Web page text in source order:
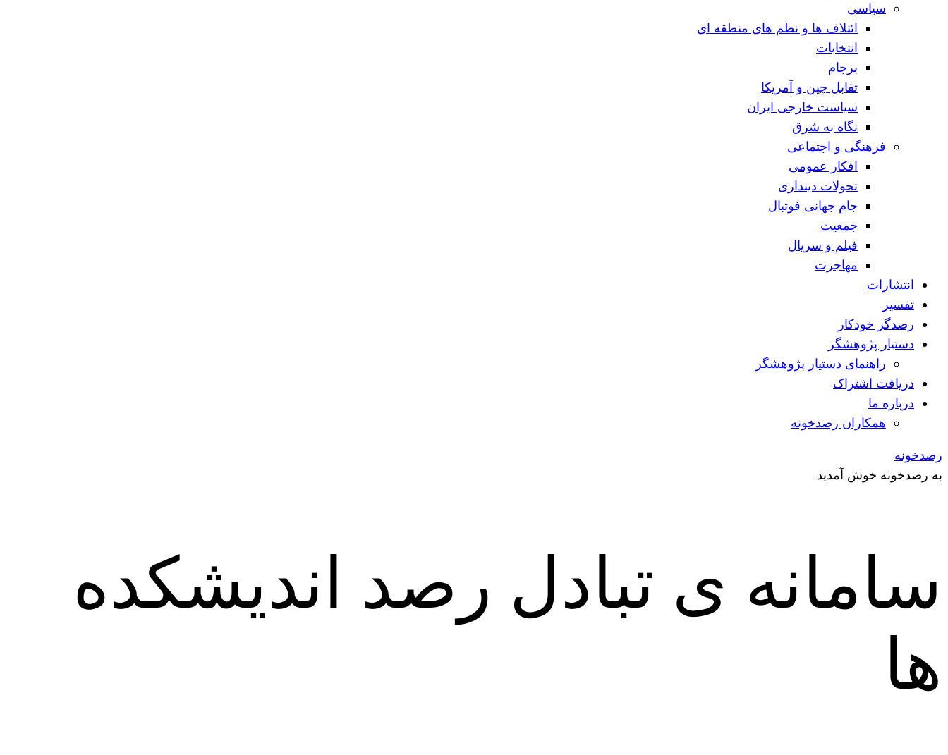
سیاسی
ائتلاف ها و نظم های منطقه ای
انتخابات
برجام
تقابل چین و آمریکا
سیاست خارجی ایران
نگاه به شرق
فرهنگی و اجتماعی
افکار عمومی
تحولات دینداری
جام جهانی فوتبال
جمعیت
فیلم و سریال
مهاجرت
انتشارات
تفسیر
رصدگر خودکار
دستیار پژوهشگر
راهنمای دستیار پژوهشگر
دریافت اشتراک
درباره ما
همکاران رصدخونه
رصدخونه
به رصدخونه خوش آمدید
سامانه ی تبادل رصد اندیشکده
ها